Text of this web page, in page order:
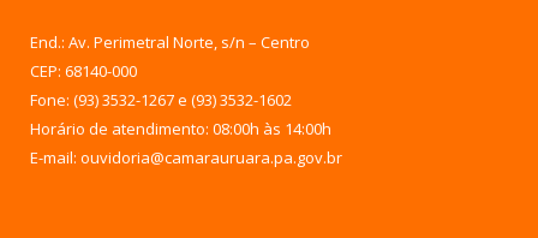
End.: Av. Perimetral Norte, s/n – Centro
CEP: 68140-000
Fone: (93) 3532-1267 e (93) 3532-1602
Horário de atendimento: 08:00h às 14:00h
E-mail: ouvidoria@camarauruara.pa.gov.br